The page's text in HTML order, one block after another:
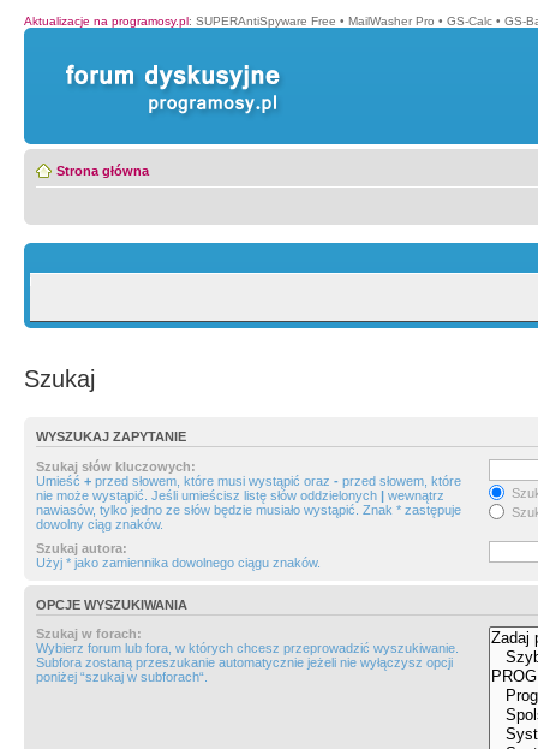
Aktualizacje na programosy.pl: SUPERAntiSpyware Free • MailWasher Pro • GS-Calc • GS-
Strona główna
Szukaj
WYSZUKAJ ZAPYTANIE
Szukaj słów kluczowych:
Umieść + przed słowem, które musi wystąpić oraz - przed słowem, które
nie może wystąpić. Jeśli umieścisz listę słów oddzielonych | wewnątrz
nawiasów, tylko jedno ze słów będzie musiało wystąpić. Znak * zastępuje
dowolny ciąg znaków.
Szukaj autora:
Użyj * jako zamiennika dowolnego ciągu znaków.
OPCJE WYSZUKIWANIA
Szukaj w forach:
Wybierz forum lub fora, w których chcesz przeprowadzić wyszukiwanie.
Subfora zostaną przeszukanie automatycznie jeżeli nie wyłączysz opcji
poniżej “szukaj w subforach“.